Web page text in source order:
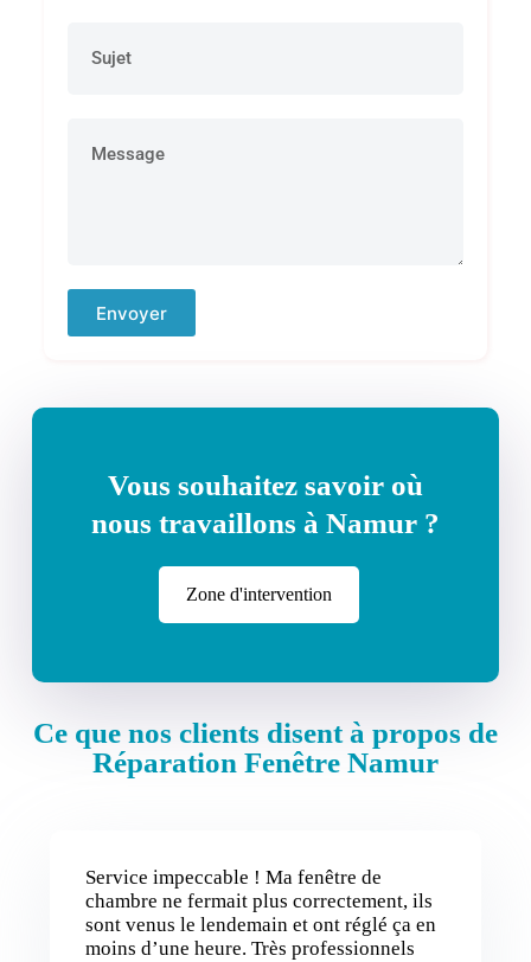
Envoyer
Vous souhaitez savoir où
nous travaillons à Namur ?
Zone d'intervention
Ce que nos clients disent à propos de
Réparation Fenêtre Namur
Service impeccable ! Ma fenêtre de
chambre ne fermait plus correctement, ils
sont venus le lendemain et ont réglé ça en
moins d’une heure. Très professionnels